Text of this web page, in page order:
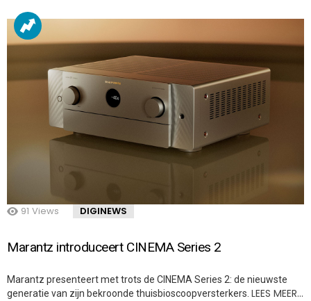
91 Views DIGINEWS
Marantz introduceert CINEMA Series 2
Marantz presenteert met trots de CINEMA Series 2: de nieuwste
generatie van zijn bekroonde thuisbioscoopversterkers. LEES MEER…